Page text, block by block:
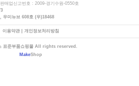
매업신고번호 : 2009-경기수원-0550호
우미뉴브 608호 (우)18468
이용약관| 개인정보처리방침
표준부품쇼핑몰 All rights reserved.
MakeShop